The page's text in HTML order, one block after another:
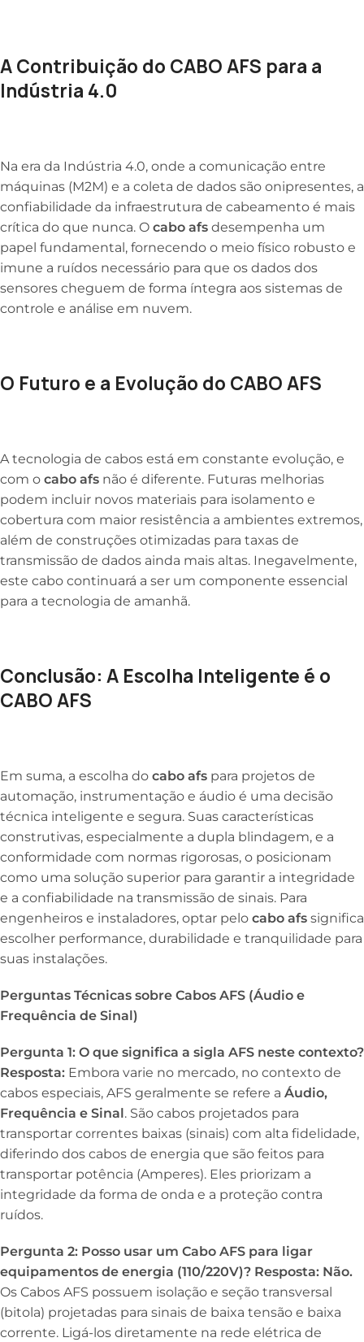
A Contribuição do CABO AFS para a
Indústria 4.0
Na era da Indústria 4.0, onde a comunicação entre
máquinas (M2M) e a coleta de dados são onipresentes, a
confiabilidade da infraestrutura de cabeamento é mais
crítica do que nunca. O cabo afs desempenha um
papel fundamental, fornecendo o meio físico robusto e
imune a ruídos necessário para que os dados dos
sensores cheguem de forma íntegra aos sistemas de
controle e análise em nuvem.
O Futuro e a Evolução do CABO AFS
A tecnologia de cabos está em constante evolução, e
com o cabo afs não é diferente. Futuras melhorias
podem incluir novos materiais para isolamento e
cobertura com maior resistência a ambientes extremos,
além de construções otimizadas para taxas de
transmissão de dados ainda mais altas. Inegavelmente,
este cabo continuará a ser um componente essencial
para a tecnologia de amanhã.
Conclusão: A Escolha Inteligente é o
CABO AFS
Em suma, a escolha do cabo afs para projetos de
automação, instrumentação e áudio é uma decisão
técnica inteligente e segura. Suas características
construtivas, especialmente a dupla blindagem, e a
conformidade com normas rigorosas, o posicionam
como uma solução superior para garantir a integridade
e a confiabilidade na transmissão de sinais. Para
engenheiros e instaladores, optar pelo cabo afs significa
escolher performance, durabilidade e tranquilidade para
suas instalações.
Perguntas Técnicas sobre Cabos AFS (Áudio e
Frequência de Sinal)
Pergunta 1: O que significa a sigla AFS neste contexto?
Resposta: Embora varie no mercado, no contexto de
cabos especiais, AFS geralmente se refere a Áudio,
Frequência e Sinal. São cabos projetados para
transportar correntes baixas (sinais) com alta fidelidade,
diferindo dos cabos de energia que são feitos para
transportar potência (Amperes). Eles priorizam a
integridade da forma de onda e a proteção contra
ruídos.
Pergunta 2: Posso usar um Cabo AFS para ligar
equipamentos de energia (110/220V)? Resposta: Não.
Os Cabos AFS possuem isolação e seção transversal
(bitola) projetadas para sinais de baixa tensão e baixa
corrente. Ligá-los diretamente na rede elétrica de